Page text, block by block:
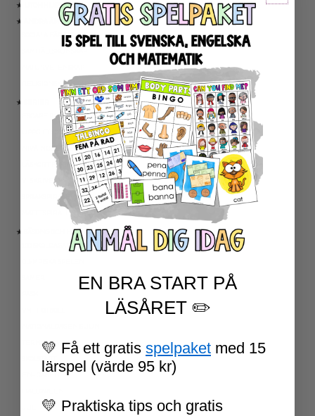
★ UTOMHUSPEDAGOGIK
★ ANDRA ÄMNEN
SOCIALA FÄRDIGHETER
RELIGIONSKUNSKAP
★ SERIER
ESCAPE ROOMS
UPPGIFTSKORT SVENSKA
NIVÅINDELADE LÄSTEXTER
LÄSKORT FAKTA
VI SKRIVER
SPRÅKSPIRALEN
MATTESPIRALEN
★ SÄSONG OCH HÖGTIDER
100 SKOLDAGAR
TERMINSAVSLUT
EN BRA START PÅ
LÄSÅRET ✏️
💛 Få ett gratis spelpaket med 15
lärspel (värde 95 kr)
💛 Praktiska tips och gratis